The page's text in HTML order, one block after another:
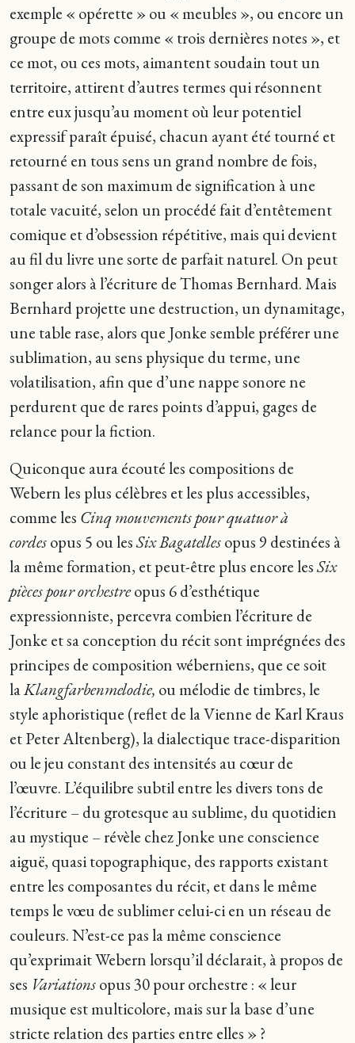
exemple « opérette » ou « meubles », ou encore un
groupe de mots comme « trois dernières notes », et
ce mot, ou ces mots, aimantent soudain tout un
territoire, attirent d’autres termes qui résonnent
entre eux jusqu’au moment où leur potentiel
expressif paraît épuisé, chacun ayant été tourné et
retourné en tous sens un grand nombre de fois,
passant de son maximum de signification à une
totale vacuité, selon un procédé fait d’entêtement
comique et d’obsession répétitive, mais qui devient
au fil du livre une sorte de parfait naturel. On peut
songer alors à l’écriture de Thomas Bernhard. Mais
Bernhard projette une destruction, un dynamitage,
une table rase, alors que Jonke semble préférer une
sublimation, au sens physique du terme, une
volatilisation, afin que d’une nappe sonore ne
perdurent que de rares points d’appui, gages de
relance pour la fiction.
Quiconque aura écouté les compositions de
Webern les plus célèbres et les plus accessibles,
comme les Cinq mouvements pour quatuor à
cordesopus 5 ou lesSix Bagatellesopus 9 destinées à
la même formation, et peut-être plus encore lesSix
pièces pour orchestreopus 6 d’esthétique
expressionniste, percevra combien l’écriture de
Jonke et sa conception du récit sont imprégnées des
principes de composition wéberniens, que ce soit
laKlangfarbenmelodie, ou mélodie de timbres, le
style aphoristique (reflet de la Vienne de Karl Kraus
et Peter Altenberg), la dialectique trace-disparition
ou le jeu constant des intensités au cœur de
l’œuvre. L’équilibre subtil entre les divers tons de
l’écriture – du grotesque au sublime, du quotidien
au mystique – révèle chez Jonke une conscience
aiguë, quasi topographique, des rapports existant
entre les composantes du récit, et dans le même
temps le vœu de sublimer celui-ci en un réseau de
couleurs. N’est-ce pas la même conscience
qu’exprimait Webern lorsqu’il déclarait, à propos de
ses Variationsopus 30 pour orchestre : « leur
musique est multicolore, mais sur la base d’une
stricte relation des parties entre elles » ?